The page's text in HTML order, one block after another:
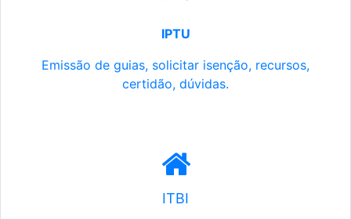
IPTU
Emissão de guias, solicitar isenção, recursos,
certidão, dúvidas.
ITBI